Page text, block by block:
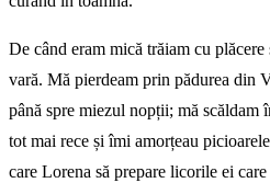
De când eram mică trăiam cu
vară. Mă pierdeam prin pădurea din
până spre miezul nopții; mă scăldam
tot mai rece și îmi amorțeau picioarele
care Lorena să prepare licorile ei